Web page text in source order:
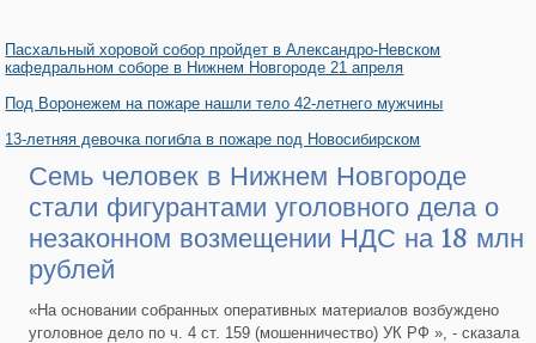
Пасхальный хоровой собор пройдет в Александро-Невском
кафедральном соборе в Нижнем Новгороде 21 апреля
Под Воронежем на пожаре нашли тело 42-летнего мужчины
13-летняя девочка погибла в пожаре под Новосибирском
Семь человек в Нижнем Новгороде
стали фигурантами уголовного дела о
незаконном возмещении НДС на 18 млн
рублей
«На основании собранных оперативных материалов возбуждено
уголовное дело по ч. 4 ст. 159 (мошенничество) УК РФ », - сказала